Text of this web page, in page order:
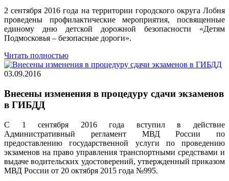
2 сентября 2016 года на территории городского округа Лобня
проведены профилактические мероприятия, посвященные
единому дню детской дорожной безопасности «Детям
Подмосковья – безопасные дороги».
Читать полностью
03.09.2016
Внесены изменения в процедуру сдачи экзаменов
в ГИБДД
С 1 сентября 2016 года вступил в действие
Административный регламент МВД России по
предоставлению государственной услуги по проведению
экзаменов на право управления транспортными средствами и
выдаче водительских удостоверений, утвержденный приказом
МВД России от 20 октября 2015 года №995.